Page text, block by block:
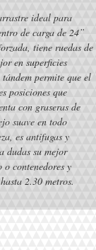
ideal para
de carga de 24”
tiene ruedas de
en superficies
permite que el
posiciones que
con graseras de
suave en todo
es antifugas y
dudas su mejor
contenedores y
2.30 metros.